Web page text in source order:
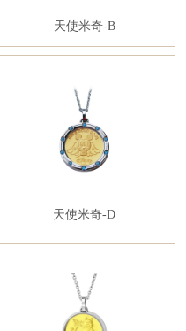
天使米奇-B
天使米奇-D